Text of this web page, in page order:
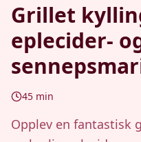
Grillet
eplecider-
45 min
Opplev en fantastisk